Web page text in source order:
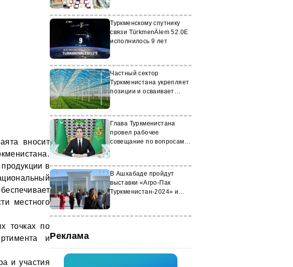
вносит
в
местного
точках по
и
и участия
Туркменскому спутнику
связи TürkmenÄlem 52.0E
исполнилось 9 лет
Частный сектор
Туркменистана укрепляет
позиции и осваивает
Глава Туркменистана
провел рабочее
совещание по вопросам
В Ашхабаде пройдут
выставки «Агро-Пак
Туркменистан-2024» и
Реклама